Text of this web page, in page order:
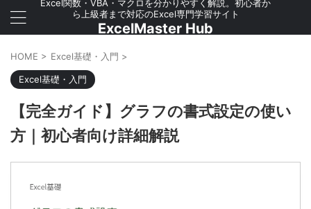
Excel関数・VBA・マクロを分かりやすく解説。初心者か
ら上級者まで対応のExcel専門学習サイト
ExcelMaster Hub
HOME > Excel基礎・入門 >
Excel基礎・入門
【完全ガイド】グラフの書式設定の使い
方｜初心者向け詳細解説